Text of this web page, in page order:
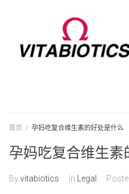
首页 / 孕妈吃复合维生素的好处是什么
孕妈吃复合维生素
Byvitabiotics In Legal